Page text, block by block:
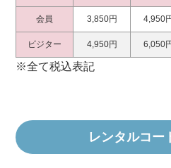
会員 3,850円 4,950
ビジター 4,950円 6,050
※全て税込表記
レンタルコー